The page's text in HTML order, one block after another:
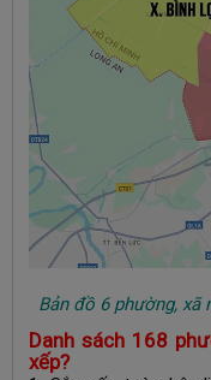
Bản đồ 6 phường, xã
Danh sách 168
xếp?